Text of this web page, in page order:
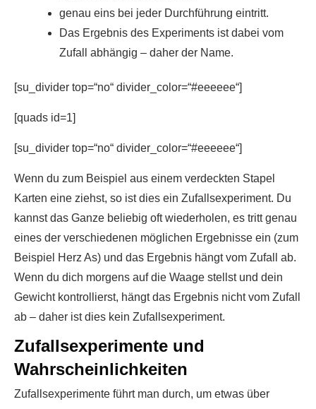
genau eins bei jeder Durchführung eintritt.
Das Ergebnis des Experiments ist dabei vom
Zufall abhängig – daher der Name.
[su_divider top=“no“ divider_color=“#eeeeee“]
[quads id=1]
[su_divider top=“no“ divider_color=“#eeeeee“]
Wenn du zum Beispiel aus einem verdeckten Stapel
Karten eine ziehst, so ist dies ein Zufallsexperiment. Du
kannst das Ganze beliebig oft wiederholen, es tritt genau
eines der verschiedenen möglichen Ergebnisse ein (zum
Beispiel Herz As) und das Ergebnis hängt vom Zufall ab.
Wenn du dich morgens auf die Waage stellst und dein
Gewicht kontrollierst, hängt das Ergebnis nicht vom Zufall
ab – daher ist dies kein Zufallsexperiment.
Zufallsexperimente und
Wahrscheinlichkeiten
Zufallsexperimente führt man durch, um etwas über